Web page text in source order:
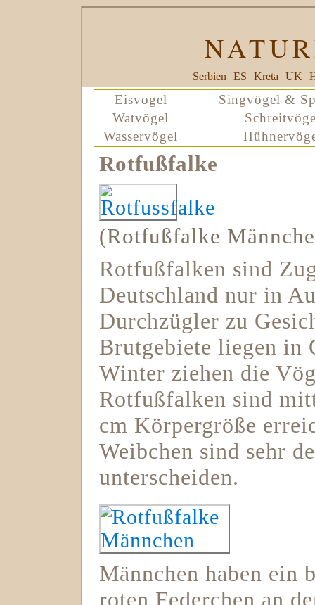
Serbien ES Kreta UK
Eisvogel
Singvögel &
Watvögel
Wasservögel
Rotfußfalke
(Rotfußfalke
Rotfußfalken sind
Deutschland nur in
Durchzügler zu
Brutgebiete liegen in
Winter ziehen die
Rotfußfalken sind
cm Körpergröße
Weibchen sind sehr
unterscheiden.
Männchen haben ein
roten Federchen an